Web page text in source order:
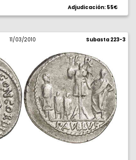
Adjudicación: 55€
11/03/2010 Subasta 223-3